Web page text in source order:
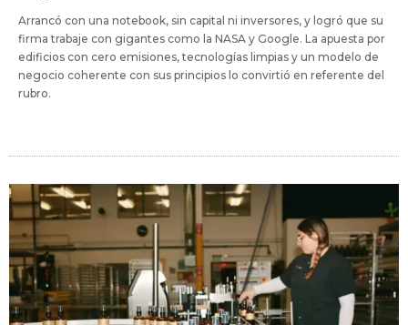
Arrancó con una notebook, sin capital ni inversores, y logró que su
firma trabaje con gigantes como la NASA y Google. La apuesta por
edificios con cero emisiones, tecnologías limpias y un modelo de
negocio coherente con sus principios lo convirtió en referente del
rubro.